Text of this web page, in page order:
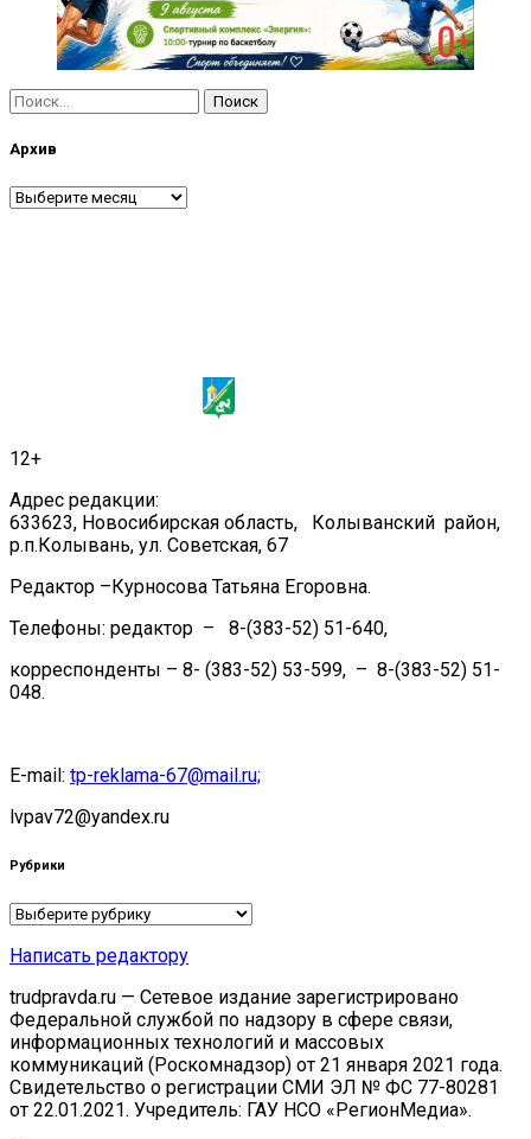
Найти:
Архив
Архив
12+
Адрес редакции:
633623, Новосибирская область, Колыванский район,
р.п.Колывань, ул. Советская, 67
Редактор –Курносова Татьяна Егоровна.
Телефоны: редактор – 8-(383-52) 51-640,
корреспонденты – 8- (383-52) 53-599, – 8-(383-52) 51-
048.
E-mail: tp-reklama-67@mail.ru;
lvpav72@yandex.ru
Рубрики
Рубрики
Написать редактору
trudpravda.ru — Сетевое издание зарегистрировано
Федеральной службой по надзору в сфере связи,
информационных технологий и массовых
коммуникаций (Роскомнадзор) от 21 января 2021 года.
Свидетельство о регистрации СМИ ЭЛ № ФС 77-80281
от 22.01.2021. Учредитель: ГАУ НСО «РегионМедиа».